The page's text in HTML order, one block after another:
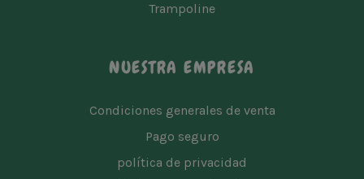
Trampoline
NUESTRA EMPRESA
Condiciones generales de venta
Pago seguro
política de privacidad